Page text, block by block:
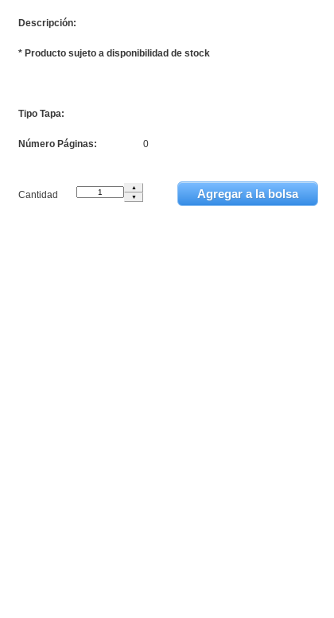
Descripción:
* Producto sujeto a disponibilidad de stock
Tipo Tapa:
Número Páginas: 0
Cantidad